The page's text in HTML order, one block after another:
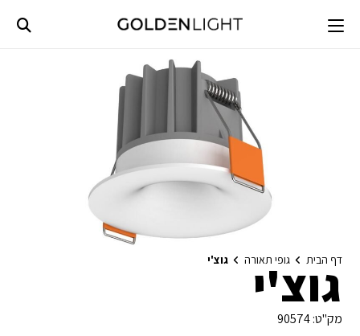
content
דף הבית גופי תאורה גוצ'י גוצ'י
מק"ט: 90574